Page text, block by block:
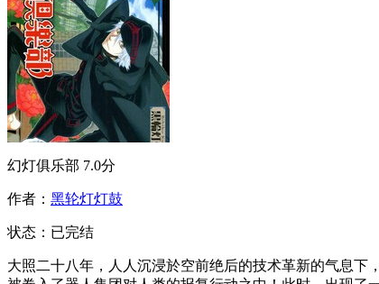
幻灯俱乐部 7.0分
作者： 黑轮灯灯鼓
状态： 已完结
大照二十八年，人人沉浸於空前绝后的技术革新的气息